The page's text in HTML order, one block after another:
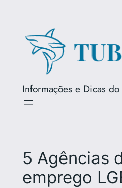
conteúdo
Informações e Dicas
5 Agências
emprego